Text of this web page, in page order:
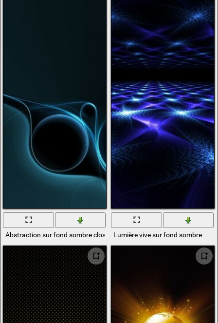
Abstraction sur fond sombre closeupLumière vive sur fond sombre